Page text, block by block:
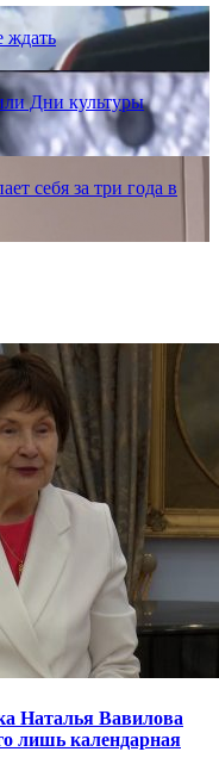
ждать
Дни культуры
себя за три года в
Наталья Вавилова
лишь календарная